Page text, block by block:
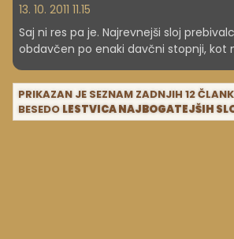
13. 10. 2011 11.15
Saj ni res pa je. Najrevnejši sloj
obdavčen po enaki davčni stopnji, kot
PRIKAZAN JE SEZNAM ZADNJIH 12
BESEDO LESTVICA NAJBOGATEJŠIH